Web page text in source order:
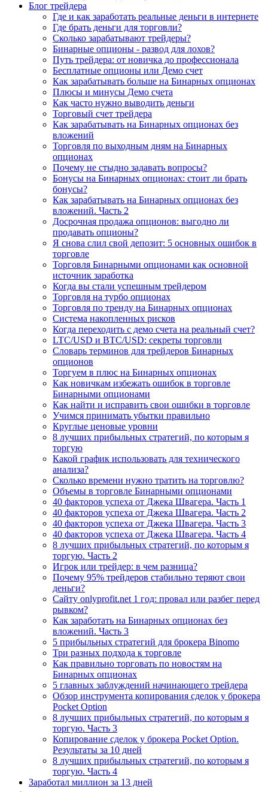
Блог трейдера
Где и как заработать реальные деньги в интернете
Где брать деньги для торговли?
Сколько зарабатывают трейдеры?
Бинарные опционы - развод для лохов?
Путь трейдера: от новичка до профессионала
Бесплатные опционы или Демо счет
Как зарабатывать больше на Бинарных опционах
Плюсы и минусы Демо счета
Как часто нужно выводить деньги
Торговый счет трейдера
Как зарабатывать на Бинарных опционах без
вложений
Торговля по выходным дням на Бинарных
опционах
Почему не стыдно задавать вопросы?
Бонусы на Бинарных опционах: стоит ли брать
бонусы?
Как зарабатывать на Бинарных опционах без
вложений. Часть 2
Досрочная продажа опционов: выгодно ли
продавать опционы?
Я снова слил свой депозит: 5 основных ошибок в
торговле
Торговля Бинарными опционами как основной
источник заработка
Когда вы стали успешным трейдером
Торговля на турбо опционах
Торговля по тренду на Бинарных опционах
Система накопленных рисков
Когда переходить с демо счета на реальный счет?
LTC/USD и BTC/USD: секреты торговли
Словарь терминов для трейдеров Бинарных
опционов
Торгуем в плюс на Бинарных опционах
Как новичкам избежать ошибок в торговле
Бинарными опционами
Как найти и исправить свои ошибки в торговле
Учимся принимать убытки правильно
Круглые ценовые уровни
8 лучших прибыльных стратегий, по которым я
торгую
Какой график использовать для технического
анализа?
Сколько времени нужно тратить на торговлю?
Объемы в торговле Бинарными опционами
40 факторов успеха от Джека Швагера. Часть 1
40 факторов успеха от Джека Швагера. Часть 2
40 факторов успеха от Джека Швагера. Часть 3
40 факторов успеха от Джека Швагера. Часть 4
8 лучших прибыльных стратегий, по которым я
торгую. Часть 2
Игрок или трейдер: в чем разница?
Почему 95% трейдеров стабильно теряют свои
деньги?
Сайту onlyprofit.net 1 год: провал или разбег перед
рывком?
Как заработать на Бинарных опционах без
вложений. Часть 3
5 прибыльных стратегий для брокера Binomo
Три разных подхода к торговле
Как правильно торговать по новостям на
Бинарных опционах
5 главных заблуждений начинающего трейдера
Обзор инструмента копирования сделок у брокера
Pocket Option
8 лучших прибыльных стратегий, по которым я
торгую. Часть 3
Копирование сделок у брокера Pocket Option.
Результаты за 10 дней
8 лучших прибыльных стратегий, по которым я
торгую. Часть 4
Заработал миллион за 13 дней